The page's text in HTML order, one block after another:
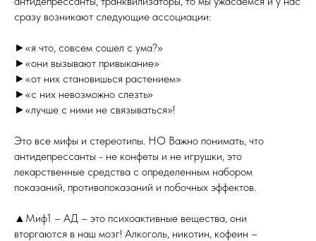
сразу возникают следующие ассоциации:
►«я что, совсем сошел с ума?»
►«они вызывают привыкание»
►«от них становишься растением»
►«с них невозможно слезть»
►«лучше с ними не связываться»!
Это все мифы и стереотипы. НО Важно понимать, что
антидепрессанты - не конфеты и не игрушки, это
лекарственные средства с определенным набором
показаний, противопоказаний и побочных эффектов.
▲Миф1 – АД – это психоактивные вещества, они
вторгаются в наш мозг! Алкоголь, никотин, кофеин –